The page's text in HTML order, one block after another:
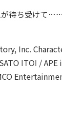
待ち受けて
Inc.
ITOI /